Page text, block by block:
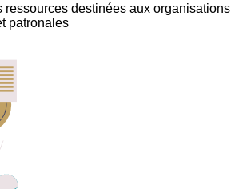
ressources destinées aux organisations
patronales